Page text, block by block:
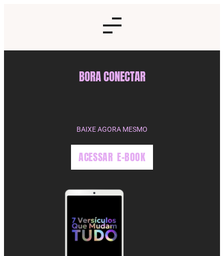
BORA CONECTAR
BAIXE AGORA MESMO
ACESSAR E-BOOK